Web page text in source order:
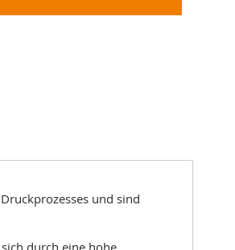
und sind
durch eine hohe